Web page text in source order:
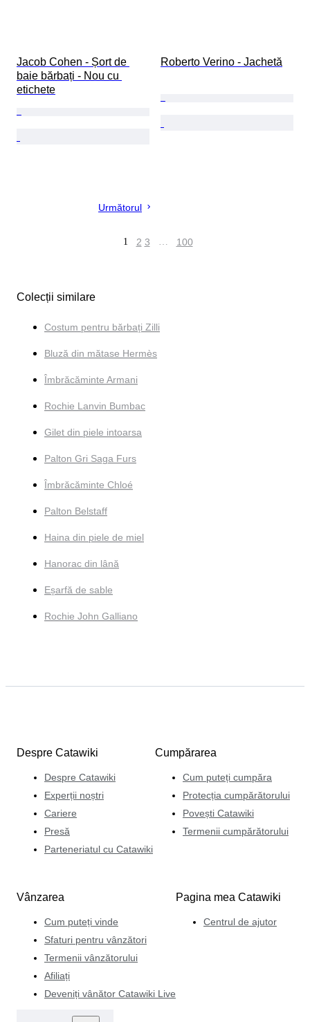
Jacob Cohen - Șort de
baie bărbați - Nou cu
etichete
Roberto Verino - Jachetă
Următorul
1 2 3 … 100
Colecții similare
Costum pentru bărbați Zilli
Bluză din mătase Hermès
Îmbrăcăminte Armani
Rochie Lanvin Bumbac
Gilet din piele intoarsa
Palton Gri Saga Furs
Îmbrăcăminte Chloé
Palton Belstaff
Haina din piele de miel
Hanorac din lână
Eșarfă de sable
Rochie John Galliano
Despre Catawiki
Despre Catawiki
Experții noștri
Cariere
Presă
Parteneriatul cu Catawiki
Cumpărarea
Cum puteți cumpăra
Protecția cumpărătorului
Povești Catawiki
Termenii cumpărătorului
Vânzarea
Cum puteți vinde
Sfaturi pentru vânzători
Termenii vânzătorului
Afiliați
Deveniți vânător Catawiki Live
Pagina mea Catawiki
Centrul de ajutor